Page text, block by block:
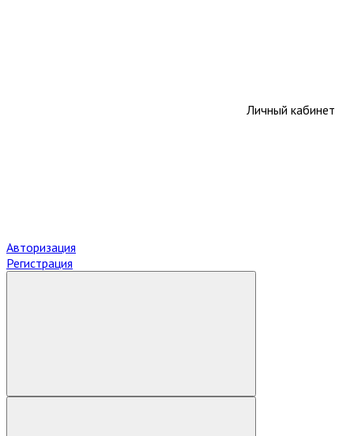
Личный кабинет
Авторизация
Регистрация